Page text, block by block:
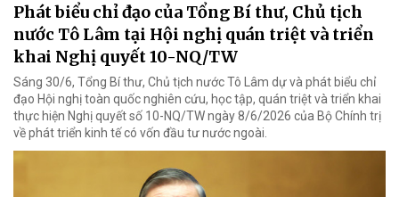
Phát biểu chỉ đạo của Tổng Bí thư, Chủ tịch
nước Tô Lâm tại Hội nghị quán triệt và triển
khai Nghị quyết 10-NQ/TW
Sáng 30/6, Tổng Bí thư, Chủ tịch nước Tô Lâm dự và phát biểu chỉ
đạo Hội nghị toàn quốc nghiên cứu, học tập, quán triệt và triển khai
thực hiện Nghị quyết số 10-NQ/TW ngày 8/6/2026 của Bộ Chính trị
về phát triển kinh tế có vốn đầu tư nước ngoài.